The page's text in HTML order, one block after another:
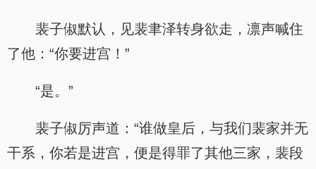
裴子俶默认，见裴聿泽转身欲走，凛声喊住
了他：“你要进宫！”
“是。”
裴子俶厉声道：“谁做皇后，与我们裴家并无
干系，你若是进宫，便是得罪了其他三家，裴段